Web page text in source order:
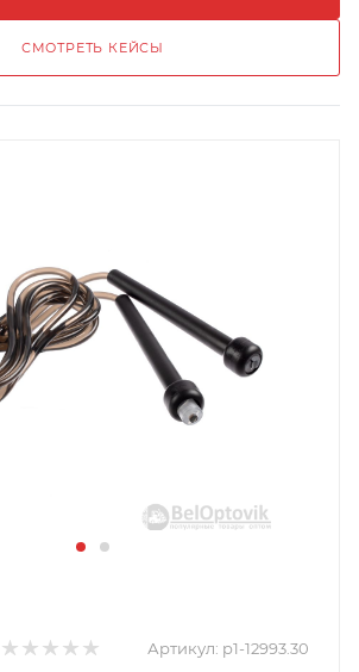
СМОТРЕТЬ КЕЙСЫ
Артикул: p1-12993.30